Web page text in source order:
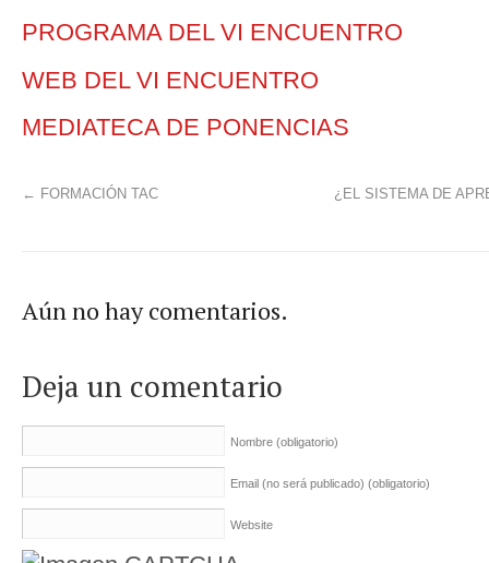
PROGRAMA DEL VI ENCUENTRO
WEB DEL VI ENCUENTRO
MEDIATECA DE PONENCIAS
← FORMACIÓN TAC ¿EL SISTEMA DE
Aún no hay comentarios.
Deja un comentario
Nombre (obligatorio)
Email (no será publicado) (obligatorio)
Website